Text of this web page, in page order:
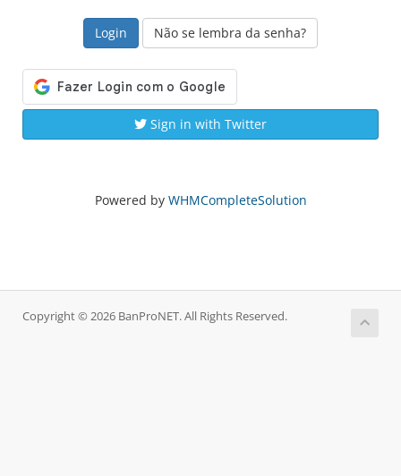
Não se lembra da senha?
Sign in with Twitter
Powered by WHMCompleteSolution
Copyright © 2026 BanProNET. All Rights Reserved.